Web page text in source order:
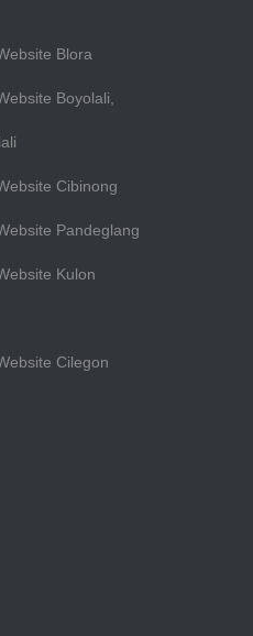
Blora
Boyolali,
Cibinong
Pandeglang
Kulon
Cilegon